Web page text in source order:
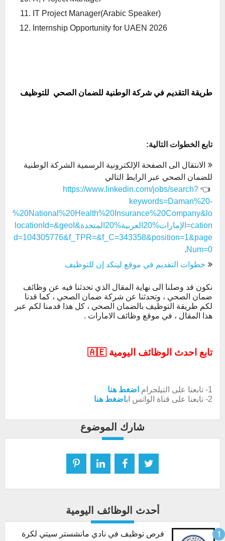
IT Project Manager(Arabic Speaker)
Internship Opportunity for UAEN 2026
طريقة التقديم في شركة الوطنية للضمان الصحي للتوظيف
تابع الخطوات التالية:
الانتقال الى الصفحة الإلكترونية الرسمية الشركة الوطنية
للضمان الصحي عبر الرابط التالي
👈
https://www.linkedin.com/jobs/search?
keywords=Daman%20-
%20National%20Health%20Insurance%20Company&lo
cation=الإمارات%20العربية%20المتحدة&locationId=&geoI
d=104305776&f_TPR=&f_C=343358&position=1&page
Num=0
.
خطوات التقديم في موقع لينكد إن للتوظيف
نكون قد وصلنا الى نهاية المقال الذي تحدثنا فيه عن وظائف
ضمان الصحي ، وتحدثنا عن شركة ضمان الصحي ، كما قدنا
لكم طريقة التوظيف بالضمان الصحي ، كل هذا قدمنا لكم عبر
هذا المقال ، في موقع وظائف الامارات .
تابع احدث الوظائف اليومية 🇦🇪
1- تابعنا على التيلجرام
اضغط هنا
2- تابعنا على قناة الواتس اب
اضغط هنا
شارك الموضوع
أحدث الوظائف اليومية
فرص توظيف في نادي مانشستر سيتي لكرة